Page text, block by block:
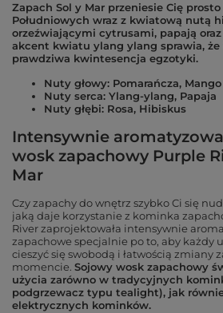
Zapach Sol y Mar przeniesie Cię
Południowych wraz z kwiatową nutą
orzeźwiającymi cytrusami, papają
akcent kwiatu ylang ylang sprawia,
prawdziwa kwintesencja egzotyki.
Nuty głowy: Pomarańcza, Mango
Nuty serca: Ylang-ylang, Papaja
Nuty głębi: Rosa, Hibiskus
Intensywnie
wosk zapachowy Purple
Mar
Czy zapachy do wnętrz szybko Ci się
jaką daje korzystanie z kominka
River zaprojektowała intensywnie
zapachowe specjalnie po to, aby każdy
cieszyć się swobodą i łatwością zmiany
momencie. Sojowy wosk zapachowy
użycia zarówno w tradycyjnych
podgrzewacz typu tealight), jak
elektrycznych kominków.